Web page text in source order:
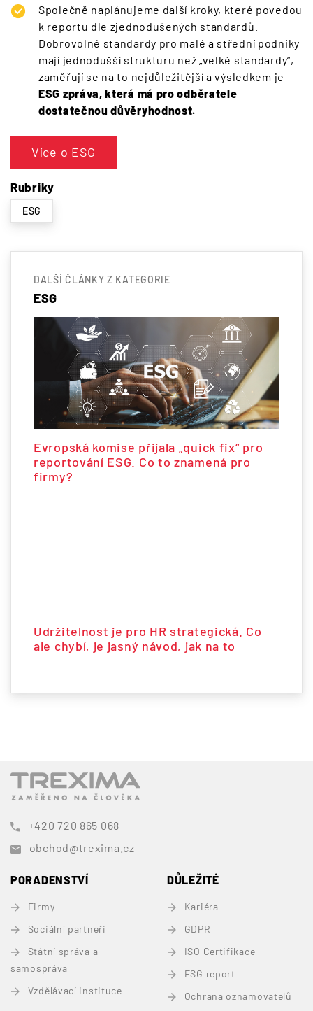
Společně naplánujeme další kroky, které povedou
k reportu dle zjednodušených standardů.
Dobrovolné standardy pro malé a střední podniky
mají jednodušší strukturu než „velké standardy“,
zaměřují se na to nejdůležitější a výsledkem je
ESG zpráva, která má pro odběratele
dostatečnou důvěryhodnost.
Více o ESG
Rubriky
ESG
DALŠÍ ČLÁNKY Z KATEGORIE
ESG
Evropská komise přijala „quick fix“ pro
reportování ESG. Co to znamená pro
firmy?
Udržitelnost je pro HR strategická. Co
ale chybí, je jasný návod, jak na to
+420 720 865 068
obchod@trexima.cz
PORADENSTVÍ
Firmy
Sociální partneři
Státní správa a
samospráva
Vzdělávací instituce
DŮLEŽITÉ
Kariéra
GDPR
ISO Certifikace
ESG report
Ochrana oznamovatelů